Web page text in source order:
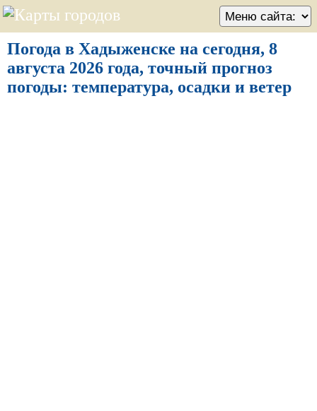
Погода в Хадыженске на сегодня, 8
августа 2026 года, точный прогноз
погоды: температура, осадки и ветер